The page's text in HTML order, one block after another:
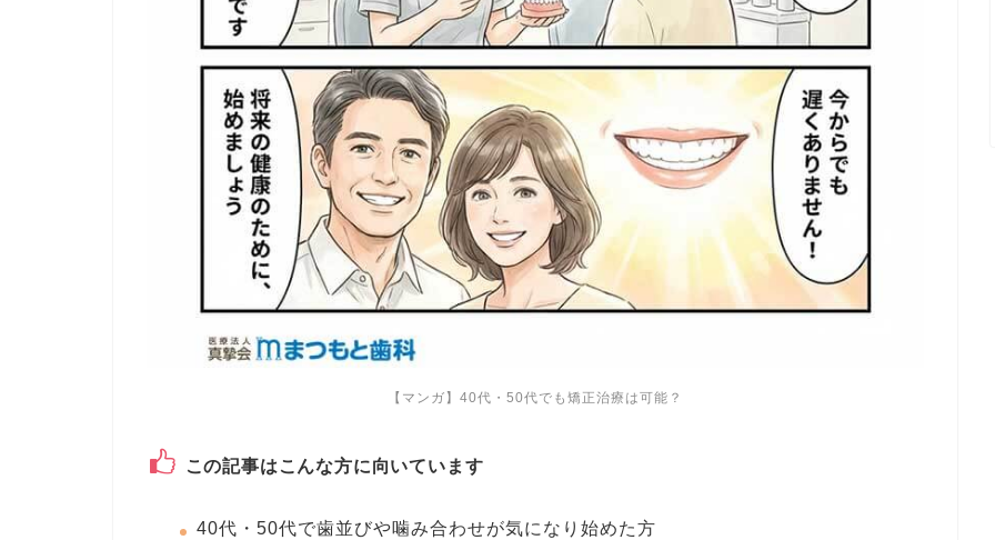
【マンガ】40代・50代でも矯正治療は可能？
この記事はこんな方に向いています
40代・50代で歯並びや噛み合わせが気になり始めた方